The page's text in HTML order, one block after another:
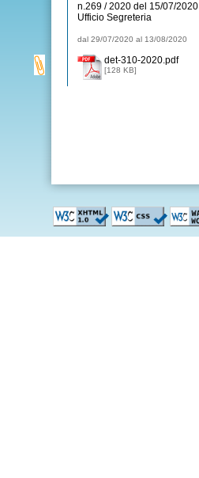
n.269 / 2020 del 15/07/2020
Ufficio Segreteria
dal 29/07/2020 al 13/08/2020
det-310-2020.pdf
[128 KB]